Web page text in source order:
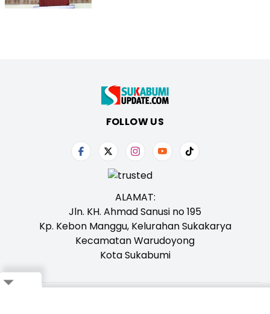
FOLLOW US
ALAMAT:
Jln. KH. Ahmad Sanusi no 195
Kp. Kebon Manggu, Kelurahan Sukakarya
Kecamatan Warudoyong
Kota Sukabumi